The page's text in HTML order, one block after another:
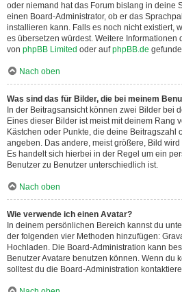
oder niemand hat das Forum bislang in deine
einen Board-Administrator, ob er das
installieren kann. Falls es noch nicht existiert,
es übersetzen würdest. Weitere Informationen
von phpBB Limited oder aufphpBB.de
Nach oben
Was sind das für Bilder, die bei meinem
In der Beitragsansicht können zwei Bilder bei
Eines dieser Bilder ist meist mit deinem Rang
Kästchen oder Punkte, die deine Beitragszahl
angeben. Das andere, meist größere, Bild wird
Es handelt sich hierbei in der Regel um ein
Benutzer zu Benutzer unterschiedlich ist.
Nach oben
Wie verwende ich einen Avatar?
In deinem persönlichen Bereich kannst du
der folgenden vier Methoden hinzufügen:
Hochladen. Die Board-Administration kann
Benutzer Avatare benutzen können. Wenn du
solltest du die Board-Administration